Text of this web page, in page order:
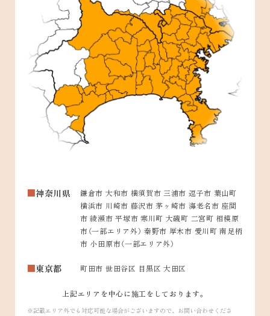
神奈川県
鎌倉市 大和市 横須賀市 三浦市 逗子市 葉山町
横浜市 川崎市 藤沢市 茅ヶ崎市 海老名市 座間
市 綾瀬市 平塚市 寒川町 大磯町 二宮町 相模原
市（一部エリア外） 秦野市 厚木市 愛川町 南足柄
市 小田原市（一部エリア外）
東京都 町田市 世田谷区 目黒区 大田区
上記エリアを中心に施工をしております。
記載エリア外でも対応可能な場合がございますので、お問い合わせくださ